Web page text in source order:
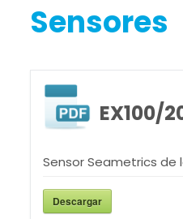
Sensores
EX100/
Sensor Seametrics de
Descargar